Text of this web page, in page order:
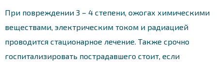
При повреждении 3 – 4 степени, ожогах химическими
веществами, электрическим током и радиацией
проводится стационарное лечение. Также срочно
госпитализировать пострадавшего стоит, если